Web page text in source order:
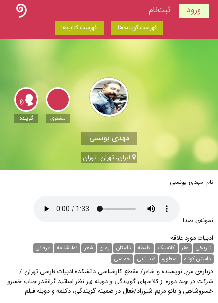
ورود ثبت‌نام
فهرست گوینده‌ها فهرست کتاب‌ها
مشتری گوینده
مهدی یونسی
ایران، تهران، تهران
نام: مهدی یونسی
نمونه‌ی صدا:
ادبیات مورد علاقه:
تاریخی هنر کلاسیک فلسفه داستان رمان شعر نمایشنامه
عرفانی
داستان کوتاه
اسطوره نقد ادبی حماسی
درباره‌ی من: نویسنده و شاعر/ مقطع کارشناسی دانشکده ادبیات فارسی تهران /
شرکت در چند دوره از کلاسهای گویندگی و دوبله زیر نظر اساتید گرانقدر جناب خسرو
خسروشاهی و بانو مریم شیرزاد/فعال در ضمینه گویندگی، دکلمه و دوبله فیلم